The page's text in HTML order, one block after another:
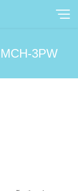
3PW